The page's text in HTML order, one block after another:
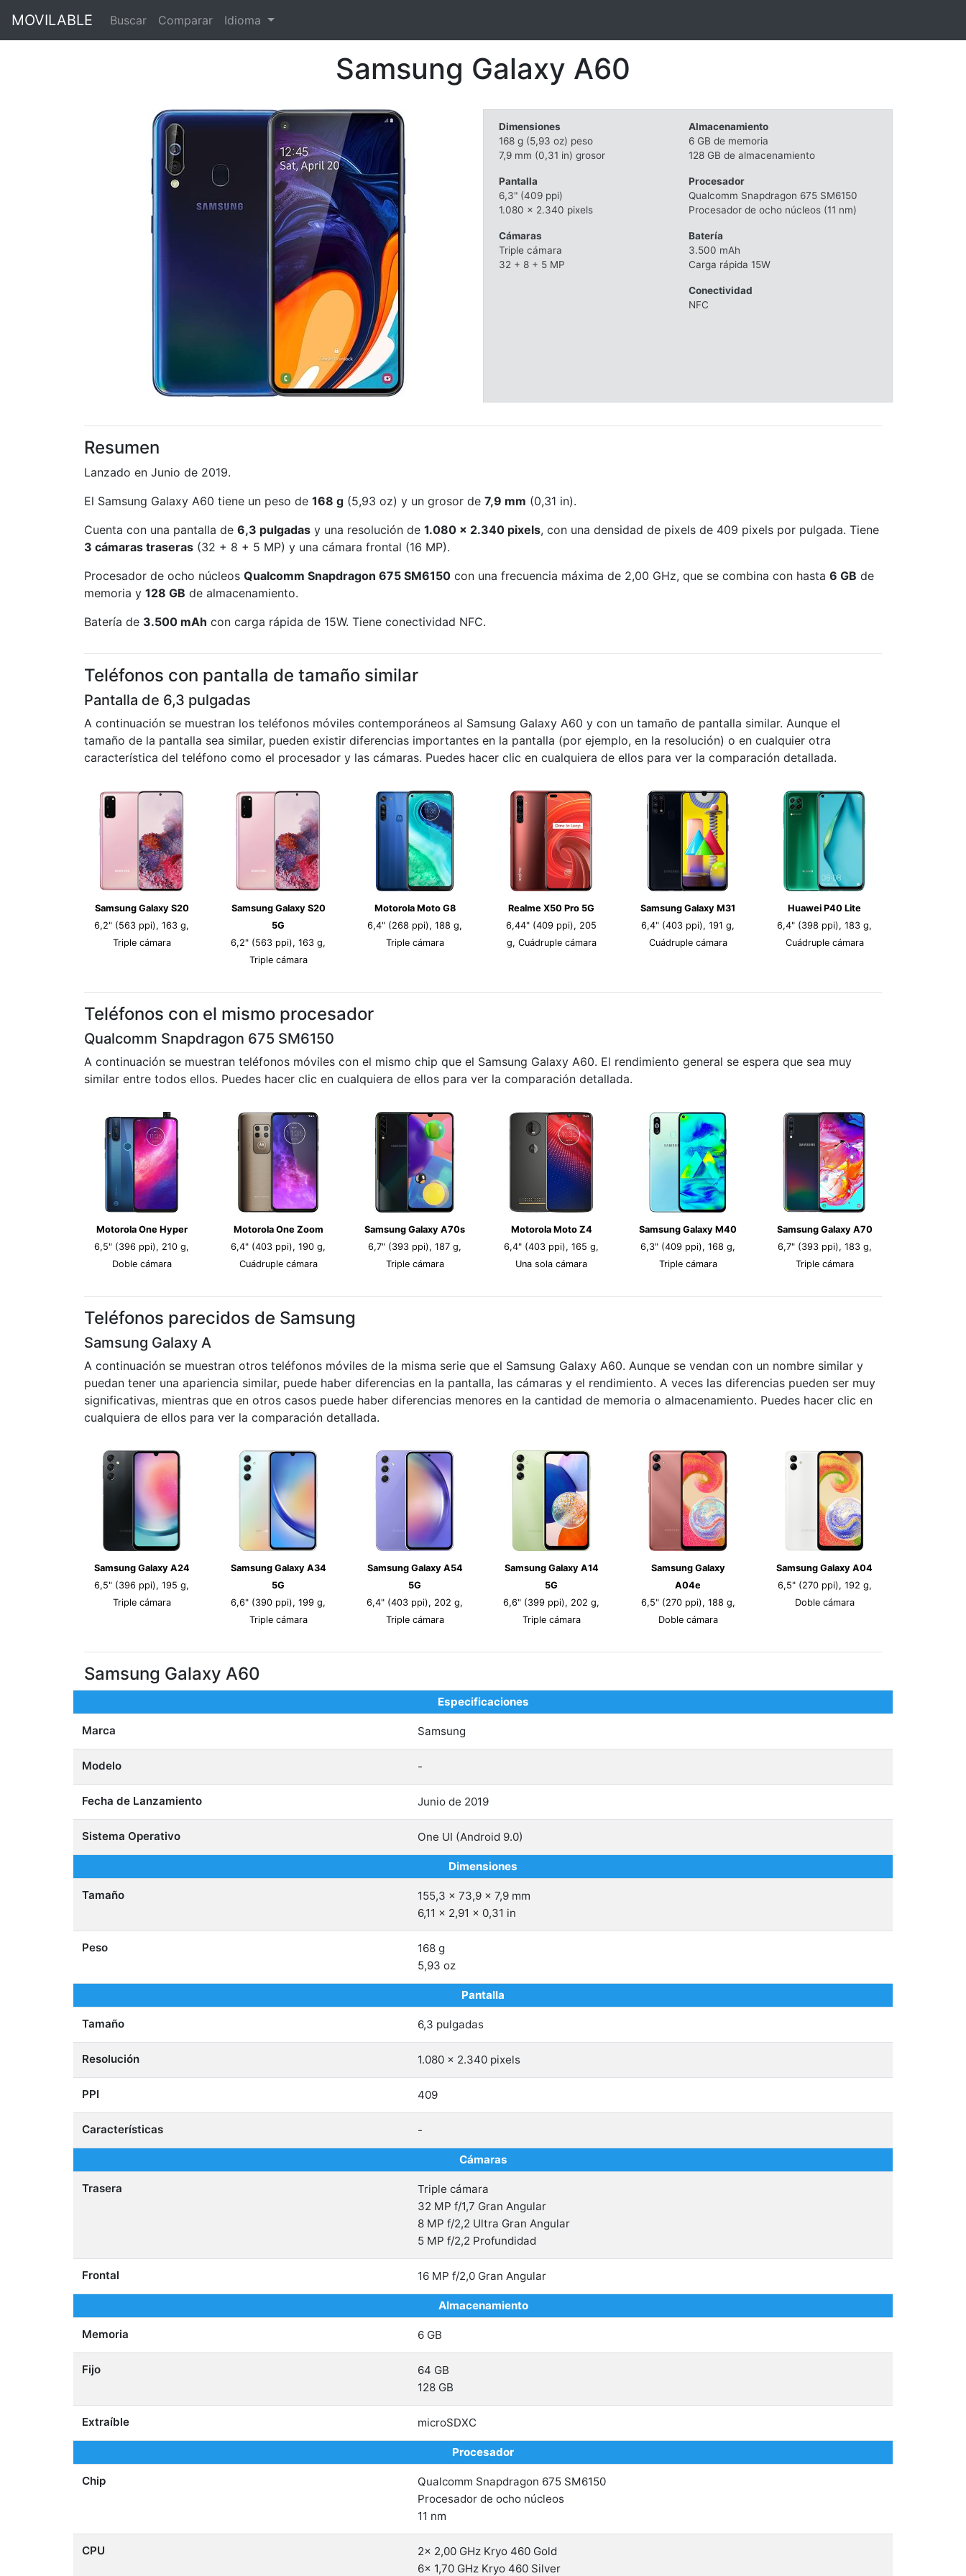
MOVILABLE Buscar Comparar Idioma
Samsung Galaxy A60
Dimensiones
168 g (5,93 oz) peso
7,9 mm (0,31 in) grosor
Pantalla
6,3" (409 ppi)
1.080 x 2.340 pixels
Cámaras
Triple cámara
32 + 8 + 5 MP
Almacenamiento
6 GB de memoria
128 GB de almacenamiento
Procesador
Qualcomm Snapdragon 675 SM6150
Procesador de ocho núcleos (11 nm)
Batería
3.500 mAh
Carga rápida 15W
Conectividad
NFC
Resumen
Lanzado en Junio de 2019.
El Samsung Galaxy A60 tiene un peso de 168 g (5,93 oz) y un grosor de 7,9 mm (0,31 in).
Cuenta con una pantalla de 6,3 pulgadas y una resolución de 1.080 x 2.340 pixels, con una densidad de pixels de 409 pixels por pulgada. Tiene
3 cámaras traseras (32 + 8 + 5 MP) y una cámara frontal (16 MP).
Procesador de ocho núcleos Qualcomm Snapdragon 675 SM6150 con una frecuencia máxima de 2,00 GHz, que se combina con hasta 6 GB de
memoria y 128 GB de almacenamiento.
Batería de 3.500 mAh con carga rápida de 15W. Tiene conectividad NFC.
Teléfonos con pantalla de tamaño similar
Pantalla de 6,3 pulgadas
A continuación se muestran los teléfonos móviles contemporáneos al Samsung Galaxy A60 y con un tamaño de pantalla similar. Aunque el
tamaño de la pantalla sea similar, pueden existir diferencias importantes en la pantalla (por ejemplo, en la resolución) o en cualquier otra
característica del teléfono como el procesador y las cámaras. Puedes hacer clic en cualquiera de ellos para ver la comparación detallada.
Samsung Galaxy S20
6,2" (563 ppi), 163 g,
Triple cámara
Samsung Galaxy S20
5G
6,2" (563 ppi), 163 g,
Triple cámara
Motorola Moto G8
6,4" (268 ppi), 188 g,
Triple cámara
Realme X50 Pro 5G
6,44" (409 ppi), 205
g, Cuádruple cámara
Samsung Galaxy M31
6,4" (403 ppi), 191 g,
Cuádruple cámara
Huawei P40 Lite
6,4" (398 ppi), 183 g,
Cuádruple cámara
Teléfonos con el mismo procesador
Qualcomm Snapdragon 675 SM6150
A continuación se muestran teléfonos móviles con el mismo chip que el Samsung Galaxy A60. El rendimiento general se espera que sea muy
similar entre todos ellos. Puedes hacer clic en cualquiera de ellos para ver la comparación detallada.
Motorola One Hyper
6,5" (396 ppi), 210 g,
Doble cámara
Motorola One Zoom
6,4" (403 ppi), 190 g,
Cuádruple cámara
Samsung Galaxy A70s
6,7" (393 ppi), 187 g,
Triple cámara
Motorola Moto Z4
6,4" (403 ppi), 165 g,
Una sola cámara
Samsung Galaxy M40
6,3" (409 ppi), 168 g,
Triple cámara
Samsung Galaxy A70
6,7" (393 ppi), 183 g,
Triple cámara
Teléfonos parecidos de Samsung
Samsung Galaxy A
A continuación se muestran otros teléfonos móviles de la misma serie que el Samsung Galaxy A60. Aunque se vendan con un nombre similar y
puedan tener una apariencia similar, puede haber diferencias en la pantalla, las cámaras y el rendimiento. A veces las diferencias pueden ser muy
significativas, mientras que en otros casos puede haber diferencias menores en la cantidad de memoria o almacenamiento. Puedes hacer clic en
cualquiera de ellos para ver la comparación detallada.
Samsung Galaxy A24
6,5" (396 ppi), 195 g,
Triple cámara
Samsung Galaxy A34
5G
6,6" (390 ppi), 199 g,
Triple cámara
Samsung Galaxy A54
5G
6,4" (403 ppi), 202 g,
Triple cámara
Samsung Galaxy A14
5G
6,6" (399 ppi), 202 g,
Triple cámara
Samsung Galaxy
A04e
6,5" (270 ppi), 188 g,
Doble cámara
Samsung Galaxy A04
6,5" (270 ppi), 192 g,
Doble cámara
Samsung Galaxy A60
Especificaciones
Marca Samsung
Modelo -
Fecha de Lanzamiento Junio de 2019
Sistema Operativo One UI (Android 9.0)
Dimensiones
Tamaño
155,3 x 73,9 x 7,9 mm
6,11 x 2,91 x 0,31 in
Peso
168 g
5,93 oz
Pantalla
Tamaño 6,3 pulgadas
Resolución 1.080 x 2.340 pixels
PPI 409
Características -
Cámaras
Trasera
Triple cámara
32 MP f/1,7 Gran Angular
8 MP f/2,2 Ultra Gran Angular
5 MP f/2,2 Profundidad
Frontal 16 MP f/2,0 Gran Angular
Almacenamiento
Memoria 6 GB
Fijo
64 GB
128 GB
Extraíble microSDXC
Procesador
Chip
Qualcomm Snapdragon 675 SM6150
Procesador de ocho núcleos
11 nm
CPU
2x 2,00 GHz Kryo 460 Gold
6x 1,70 GHz Kryo 460 Silver